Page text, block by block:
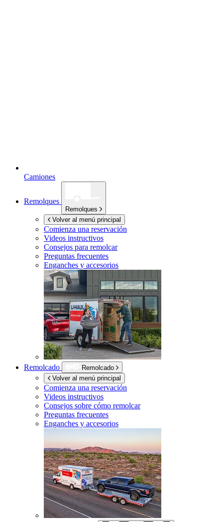
Camiones
Remolques
Remolques
Volver al menú principal
Comienza una reservación
Videos instructivos
Consejos para remolcar
Preguntas frecuentes
Enganches y accesorios
Remolcado
Remolcado
Volver al menú principal
Comienza una reservación
Videos instructivos
Consejos sobre cómo remolcar
Preguntas frecuentes
Enganches y accesorios